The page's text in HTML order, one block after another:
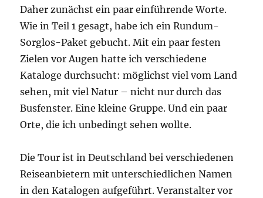
Daher zunächst ein paar einführende Worte.
Wie in Teil 1 gesagt, habe ich ein Rundum-
Sorglos-Paket gebucht. Mit ein paar festen
Zielen vor Augen hatte ich verschiedene
Kataloge durchsucht: möglichst viel vom Land
sehen, mit viel Natur – nicht nur durch das
Busfenster. Eine kleine Gruppe. Und ein paar
Orte, die ich unbedingt sehen wollte.
Die Tour ist in Deutschland bei verschiedenen
Reiseanbietern mit unterschiedlichen Namen
in den Katalogen aufgeführt. Veranstalter vor